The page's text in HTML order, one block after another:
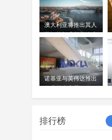
澳大利亚将推出其人
内设
诺基亚与英伟达推出
RAN平台
排行榜